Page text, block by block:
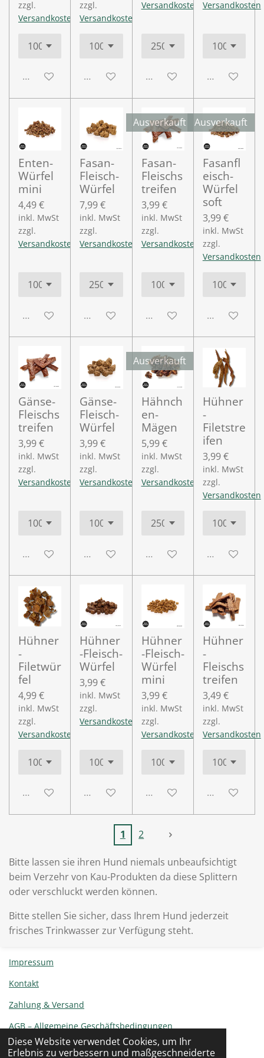
Diese Website verwendet Cookies, um Ihr
Erlebnis zu verbessern und maßgeschneiderte
zzgl.
Versandkosten
Deaktiviert
zzgl.
Versandkosten
Deaktiviert
Versandkosten
Deaktiviert
Versandkosten
Deaktiviert
Enten-
Würfel
mini
4,49 €
inkl. MwSt
zzgl.
Versandkosten
Deaktiviert
Fasan-
Fleisch-
Würfel
7,99 €
inkl. MwSt
zzgl.
Versandkosten
Deaktiviert
Ausverkauft
Fasan-
Fleischs
treifen
3,99 €
inkl. MwSt
zzgl.
Versandkosten
Deaktiviert
Ausverkauft
Fasanfl
eisch-
Würfel
soft
3,99 €
inkl. MwSt
zzgl.
Versandkosten
Deaktiviert
Gänse-
Fleischs
treifen
3,99 €
inkl. MwSt
zzgl.
Versandkosten
Deaktiviert
Gänse-
Fleisch-
Würfel
3,99 €
inkl. MwSt
zzgl.
Versandkosten
Deaktiviert
Ausverkauft
Hähnch
en-
Mägen
5,99 €
inkl. MwSt
zzgl.
Versandkosten
Deaktiviert
Hühner
-
Filetstre
ifen
3,99 €
inkl. MwSt
zzgl.
Versandkosten
Deaktiviert
Hühner
-
Filetwür
fel
4,99 €
inkl. MwSt
zzgl.
Versandkosten
Deaktiviert
Hühner
-Fleisch-
Würfel
3,99 €
inkl. MwSt
zzgl.
Versandkosten
Deaktiviert
Hühner
-Fleisch-
Würfel
mini
3,99 €
inkl. MwSt
zzgl.
Versandkosten
Deaktiviert
Hühner
-
Fleischs
treifen
3,49 €
inkl. MwSt
zzgl.
Versandkosten
Deaktiviert
1 2
Bitte lassen sie ihren Hund niemals unbeaufsichtigt
beim Verzehr von Kau-Produkten da diese Splittern
oder verschluckt werden können.
Bitte stellen Sie sicher, dass Ihrem Hund jederzeit
frisches Trinkwasser zur Verfügung steht.
Impressum
Kontakt
Zahlung & Versand
AGB – Allgemeine Geschäftsbedingungen
Widerrufsbelehrung